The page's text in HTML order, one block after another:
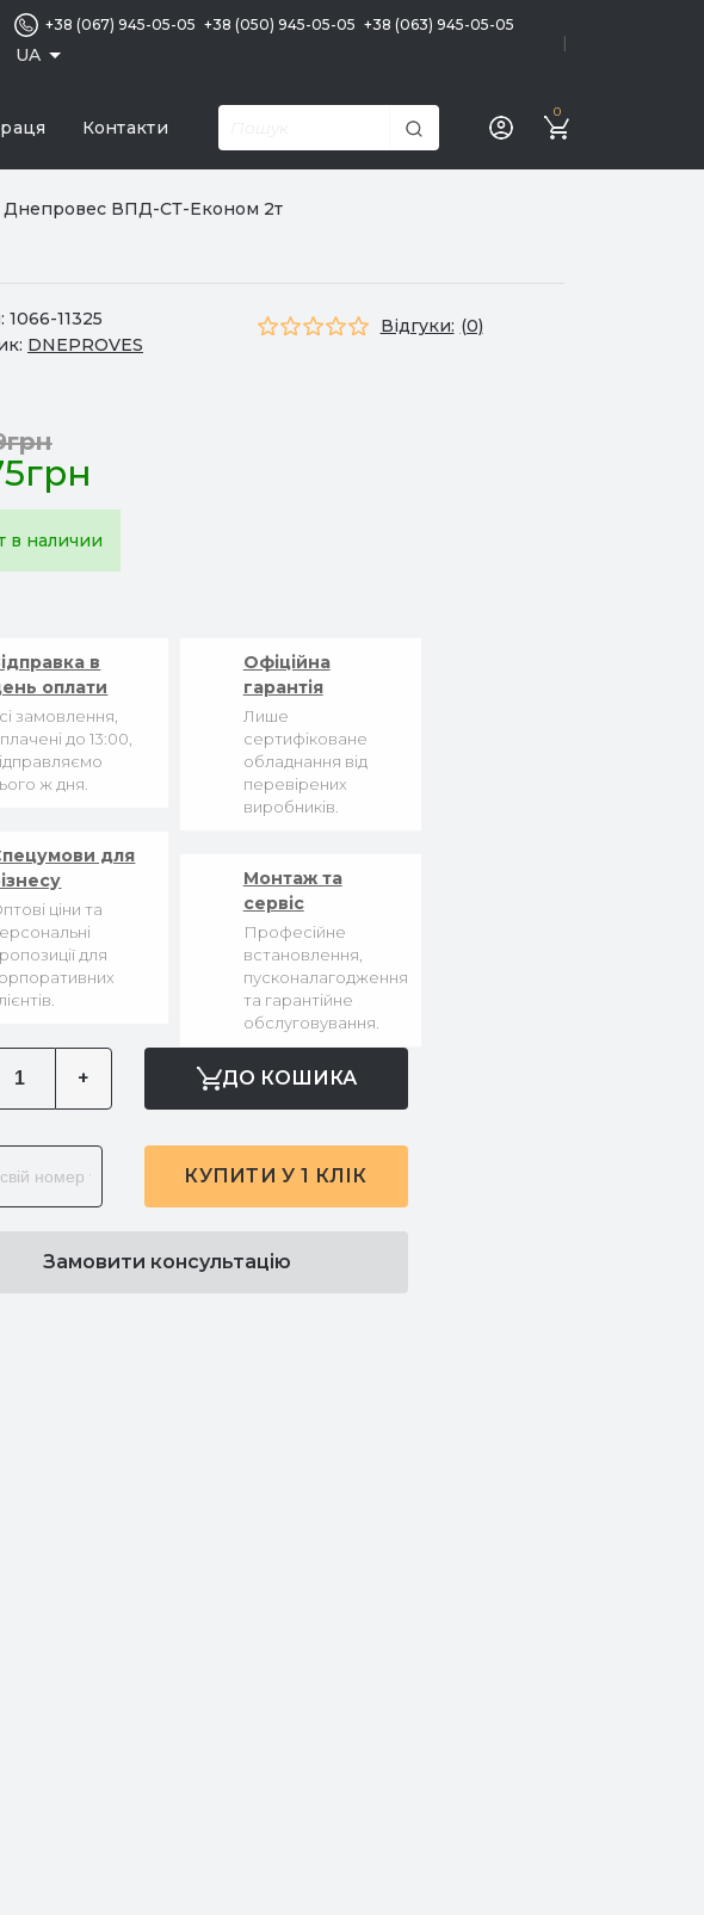
UA
+38 (067) 945-05-05 +38 (050) 945-05-05 +38 (063) 945-05-05
Контакти
0
Днепровес ВПД-СТ-Економ 2т
1066-11325
DNEPROVES
Відгуки: (0)
в наличии
в
оплати
замовлення,
до 13:00,
ж дня.
Офіційна
гарантія
Лише
сертифіковане
обладнання від
перевірених
виробників.
для
ціни та
для
Монтаж та
сервіс
Професійне
встановлення,
пусконалагодження
та гарантійне
обслуговування.
+ ДО КОШИКА
КУПИТИ У 1 КЛІК
Замовити консультацію